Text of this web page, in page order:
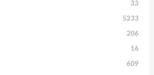
33
5233
206
16
609